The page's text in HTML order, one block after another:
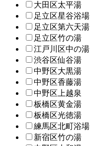
大田区太平湯
足立区星谷浴場
足立区第六天湯
足立区竹の湯
江戸川区中の湯
渋谷区仙谷湯
中野区大黒湯
中野区香藤湯
中野区上越泉
板橋区黄金湯
板橋区光徳湯
練馬区北町浴場
新宿区竹の湯